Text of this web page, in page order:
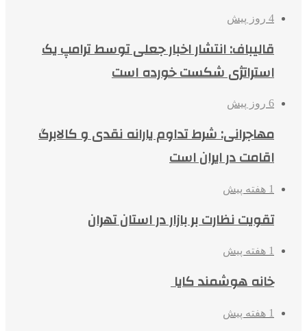
4 روز پیش
قالیباف: انتشار اخبار جعلی توسط ترامپ یک
استراتژی شکست خورده است
6 روز پیش
مهاجرانی: شرط تداوم یارانه نقدی و کالابرگ
اقامت در ایران است
1 هفته پیش
تقویت نظارت بر بازار در استان تهران
1 هفته پیش
خانه هوشمند کایا
1 هفته پیش